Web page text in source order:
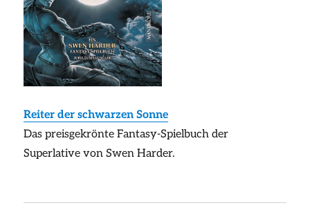
Reiter der schwarzen Sonne
Das preisgekrönte Fantasy-Spielbuch der
Superlative von Swen Harder.